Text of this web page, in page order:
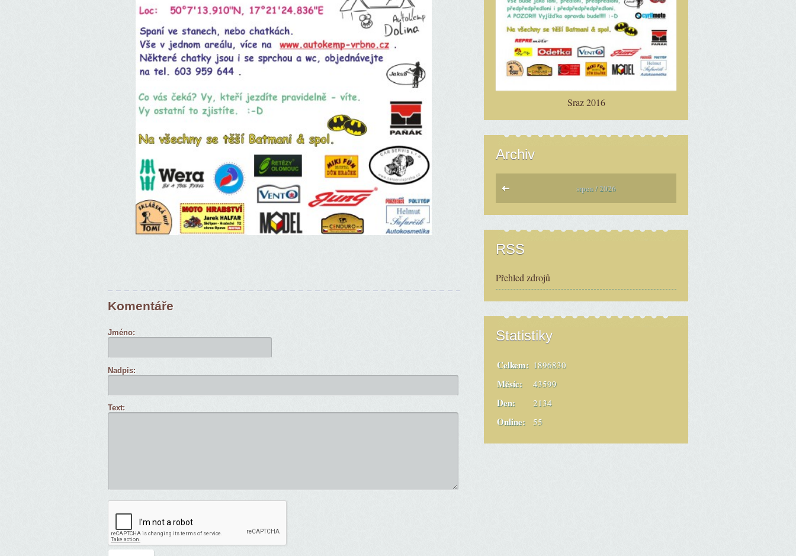
Komentáře
Jméno:
Nadpis:
Text:
Sraz 2016
Archiv
srpen / 2026
RSS
Přehled zdrojů
Statistiky
Online: 55
Celkem: 1896830
Měsíc: 43599
Den: 2134